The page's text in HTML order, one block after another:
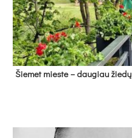
Šie­met mies­te – dau­giau žie­dų